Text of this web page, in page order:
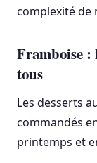
complexité de
Framboise
tous
Les desserts
commandés
printemps et